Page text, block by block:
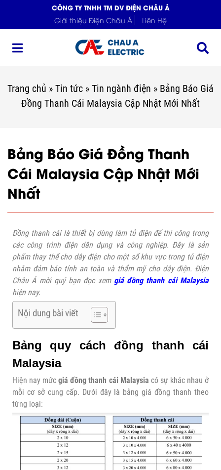
CÔNG TY TNHH TM DV ĐIỆN CHÂU Á
Giới thiệu Điện Châu Á
Liên Hệ
Trang chủ » Tin tức » Tin ngành điện » Bảng Báo Giá
Đồng Thanh Cái Malaysia Cập Nhật Mới Nhất
Bảng Báo Giá Đồng Thanh
Cái Malaysia Cập Nhật Mới
Nhất
Đồng thanh cái là thiết bị dùng làm tủ điện để thi công trong
các công trình điện dân dụng và công nghiệp. Đây là sản
phẩm thay thế cho dây điện cho một số khu vực trong tủ điện
nhằm đảm bảo tính an toàn và thẩm mỹ cho dây điện. Điện
Châu Á mời quý bạn đọc xem giá đồng thanh cái Malaysia
hiện nay.
Nội dung bài viết
Bảng quy cách đồng thanh cái
Malaysia
Hiện nay mứcgiá đồng thanh cái Malaysia có sự khác nhau ở
mỗi cơ sở cung cấp. Dưới đây là bảng giá đồng thanh theo
từng loại: